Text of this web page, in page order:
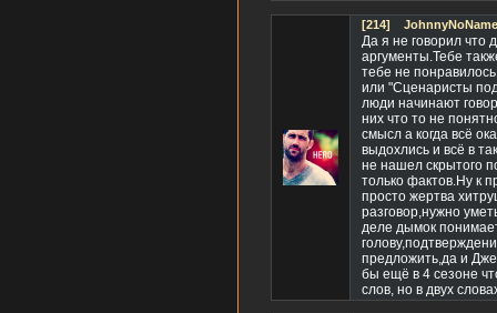
[214]
Да я не говорил что
аргументы.Тебе
тебе не
или "Сценаристы
люди начинают
них что то не
смысл а когда всё
выдохлись и всё в
не нашел скрытого
только фактов.Ну к
просто жертва
разговор,нужно
деле дымок
предложить,да и
бы ещё в 4 сезоне
слов, но в двух